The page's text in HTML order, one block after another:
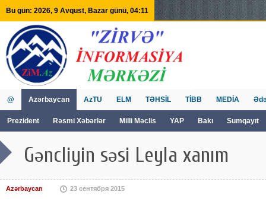
Bu gün: 2026, 9 Avqust, Bazar günü, 04:11
@ Azərbaycan
Prezident Rəsmi Xəbərlər Milli Məclis YAP Bakı Sumqayıt
AzTU ELM TƏHSİL TİBB MEDİA
Gəncliyin səsi Leyla xanım
Azərbaycan 23 сентября 2015